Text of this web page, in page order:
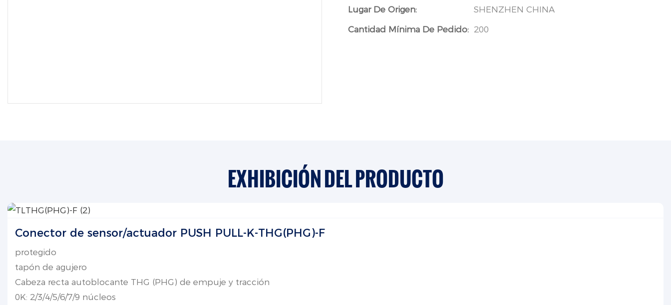
Lugar De Origen:
SHENZHEN CHINA
Cantidad Mínima De Pedido: 200
EXHIBICIÓN DEL PRODUCTO
Conector de sensor/actuador PUSH PULL-K-THG(PHG)-F
protegido
tapón de agujero
Cabeza recta autoblocante THG (PHG) de empuje y tracción
0K: 2/3/4/5/6/7/9 núcleos